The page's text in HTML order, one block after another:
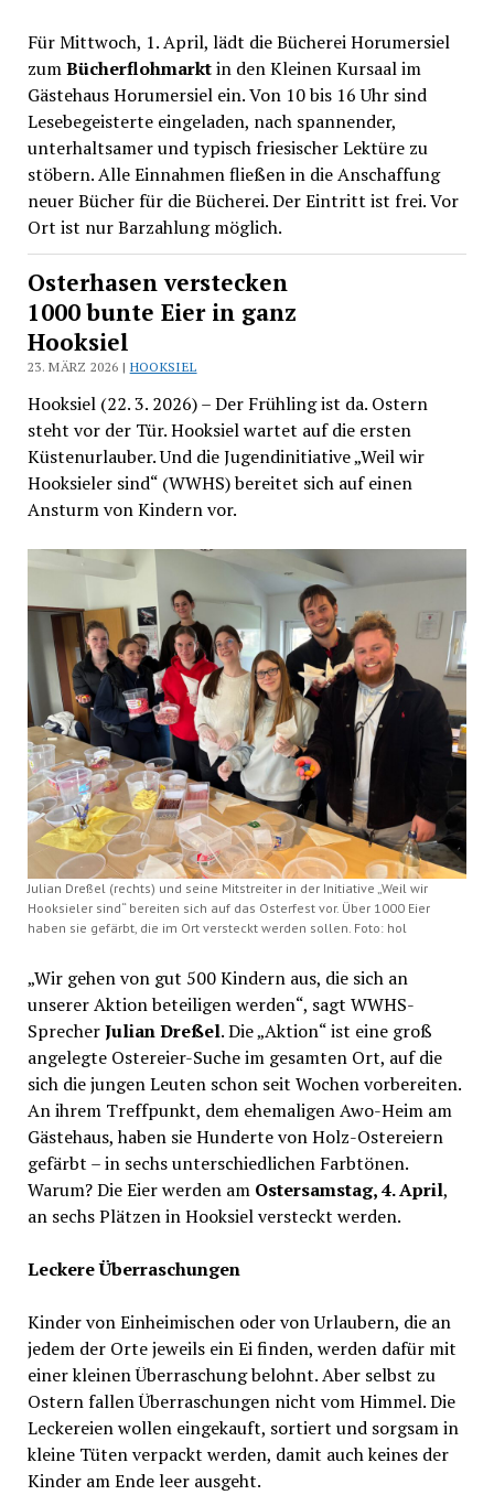
Für Mittwoch, 1. April, lädt die Bücherei Horumersiel
zumBücherflohmarktin den Kleinen Kursaal im
Gästehaus Horumersiel ein. Von 10 bis 16 Uhr sind
Lesebegeisterte eingeladen, nach spannender,
unterhaltsamer und typisch friesischer Lektüre zu
stöbern. Alle Einnahmen fließen in die Anschaffung
neuer Bücher für die Bücherei. Der Eintritt ist frei. Vor
Ort ist nur Barzahlung möglich.
Osterhasen verstecken
1000 bunte Eier in ganz
Hooksiel
23. MÄRZ 2026 | HOOKSIEL
Hooksiel (22. 3. 2026) – Der Frühling ist da. Ostern
steht vor der Tür. Hooksiel wartet auf die ersten
Küstenurlauber. Und die Jugendinitiative „Weil wir
Hooksieler sind“ (WWHS) bereitet sich auf einen
Ansturm von Kindern vor.
Julian Dreßel (rechts) und seine Mitstreiter in der Initiative „Weil wir
Hooksieler sind“ bereiten sich auf das Osterfest vor. Über 1000 Eier
haben sie gefärbt, die im Ort versteckt werden sollen. Foto: hol
„Wir gehen von gut 500 Kindern aus, die sich an
unserer Aktion beteiligen werden“, sagt WWHS-
SprecherJulian Dreßel. Die „Aktion“ ist eine groß
angelegte Ostereier-Suche im gesamten Ort, auf die
sich die jungen Leuten schon seit Wochen vorbereiten.
An ihrem Treffpunkt, dem ehemaligen Awo-Heim am
Gästehaus, haben sie Hunderte von Holz-Ostereiern
gefärbt – in sechs unterschiedlichen Farbtönen.
Warum? Die Eier werden am Ostersamstag, 4. April,
an sechs Plätzen in Hooksiel versteckt werden.
Leckere Überraschungen
Kinder von Einheimischen oder von Urlaubern, die an
jedem der Orte jeweils ein Ei finden, werden dafür mit
einer kleinen Überraschung belohnt. Aber selbst zu
Ostern fallen Überraschungen nicht vom Himmel. Die
Leckereien wollen eingekauft, sortiert und sorgsam in
kleine Tüten verpackt werden, damit auch keines der
Kinder am Ende leer ausgeht.